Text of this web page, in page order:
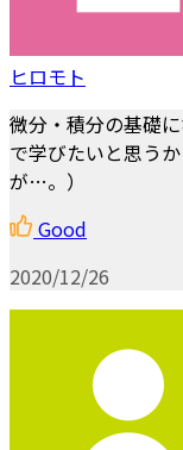
ヒロモト
微分・積分の基礎
で学びたいと思う
が…。）
Good
2020/12/26